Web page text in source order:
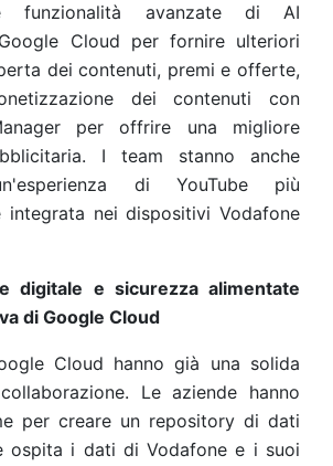
funzionalità avanzate di AI
Cloud per fornire ulteriori
dei contenuti, premi e offerte,
dei contenuti con
per offrire una migliore
I team stanno anche
di YouTube più
integrata nei dispositivi Vodafone
digitale e sicurezza alimentate
di Google Cloud
Cloud hanno già una solida
Le aziende hanno
per creare un repository di dati
ospita i dati di Vodafone e i suoi